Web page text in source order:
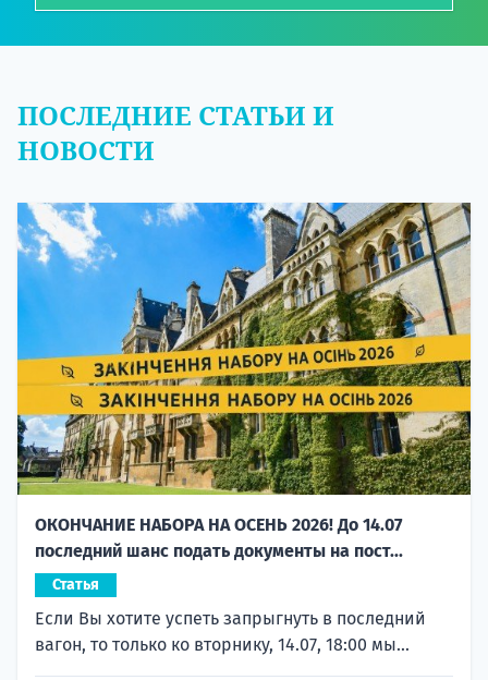
ПОСЛЕДНИЕ СТАТЬИ И
НОВОСТИ
ОКОНЧАНИЕ НАБОРА НА ОСЕНЬ 2026! До 14.07
последний шанс подать документы на пост...
Статья
Если Вы хотите успеть запрыгнуть в последний
вагон, то только ко вторнику, 14.07, 18:00 мы...